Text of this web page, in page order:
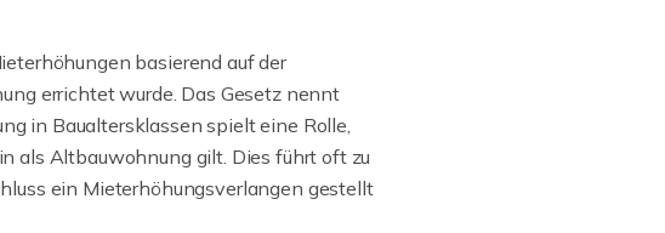
basierend auf der
errichtet wurde. Das Gesetz nennt
in Baualtersklassen spielt eine Rolle,
als Altbauwohnung gilt. Dies führt oft zu
ein Mieterhöhungsverlangen gestellt